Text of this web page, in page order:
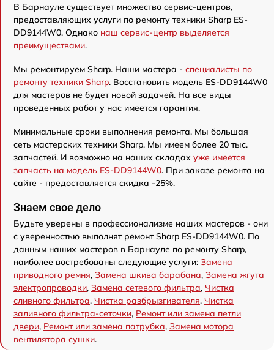
В Барнауле существует множество сервис-центров,
предоставляющих услуги по ремонту техники Sharp ES-
DD9144W0. Однако наш сервис-центр выделяется
преимуществами.
Мы ремонтируем Sharp. Наши мастера - специалисты по
ремонту техники Sharp. Восстановить модель ES-DD9144W0
для мастеров не будет новой задачей. На все виды
проведенных работ у нас имеется гарантия.
Минимальные сроки выполнения ремонта. Мы большая
сеть мастерских техники Sharp. Мы имеем более 20 тыс.
запчастей. И возможно на наших складах уже имеется
запчасть на модель ES-DD9144W0. При заказе ремонта на
сайте - предоставляется скидка -25%.
Знаем свое дело
Будьте уверены в профессионализме наших мастеров - они
с уверенностью выполнят ремонт Sharp ES-DD9144W0. По
данным наших мастеров в Барнауле по ремонту Sharp,
наиболее востребованы следующие услуги: Замена
приводного ремня, Замена шкива барабана, Замена жгута
электропроводки, Замена сетевого фильтра, Чистка
сливного фильтра, Чистка разбрызгивателя, Чистка
заливного фильтра-сеточки, Ремонт или замена петли
двери, Ремонт или замена патрубка, Замена мотора
вентилятора сушки.